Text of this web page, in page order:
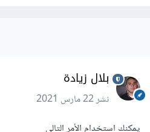
بلال زيادة
نشر22 مارس 2021